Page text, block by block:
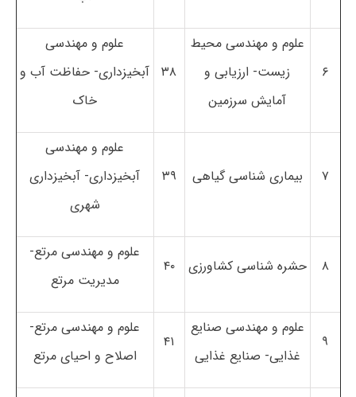
۶
علوم و مهندسی محیط
زیست- ارزیابی و
آمایش سرزمین
۳۸
علوم و مهندسی
آبخیزداری- حفاظت آب و
خاک
۷ بیماری شناسی گیاهی ۳۹
علوم و مهندسی
آبخیزداری- آبخیزداری
شهری
۸ حشره شناسی کشاورزی ۴۰
علوم و مهندسی مرتع-
مدیریت مرتع
۹
علوم و مهندسی صنایع
غذایی- صنایع غذایی
۴۱
علوم و مهندسی مرتع-
اصلاح و احیای مرتع